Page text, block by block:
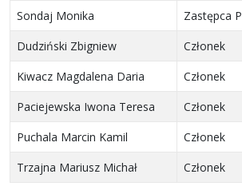
Sondaj Monika
Zastępca
Dudziński Zbigniew
Członek
Kiwacz Magdalena Daria
Członek
Paciejewska Iwona Teresa
Członek
Puchala Marcin Kamil
Członek
Trzajna Mariusz Michał
Członek